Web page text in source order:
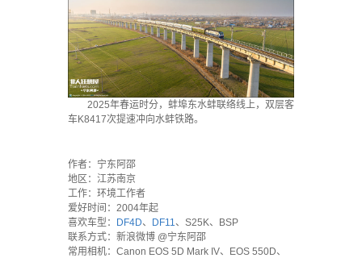
2025年春运时分，蚌埠东水蚌联络线上，双层客
车K8417次提速冲向水蚌铁路。
作者：宁东阿邵
地区：江苏南京
工作：环境工作者
爱好时间：2004年起
喜欢车型： DF4D、 DF11 、S25K、BSP
联系方式：新浪微博 @宁东阿邵
常用相机：Canon EOS 5D Mark IV、EOS 550D、